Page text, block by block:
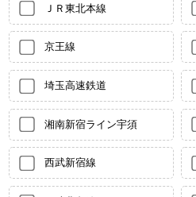
ＪＲ東北本線
京王線
埼玉高速鉄道
湘南新宿ライン宇須
西武新宿線